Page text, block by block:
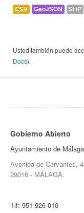
CSV GeoJSON SHP
Usted también puede
Docs).
Gobierno Abierto
Ayuntamiento de Málaga
Avenida de Cervantes, 4
29016 - MÁLAGA.
Tlf: 951 926 010